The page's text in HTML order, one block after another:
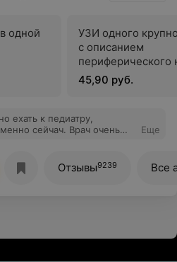
одной
УЗИ одного
с описанием
периферического
45,90 руб.
ехать к педиатру,
сейчач. Врач очень
очень кашлял, мы
еще сказать, этот педиатр
кабинет, очень приятный
Врач Екатерина - вот
Еще
Отзывы9239 Все